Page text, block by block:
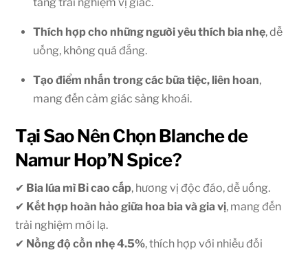
tăng trải nghiệm vị giác.
Thích hợp cho những người yêu thích bia nhẹ, dễ
uống, không quá đắng.
Tạo điểm nhấn trong các bữa tiệc, liên hoan,
mang đến cảm giác sảng khoái.
Tại Sao Nên Chọn Blanche de
Namur Hop’N Spice?
✔ Bia lúa mì Bỉ cao cấp, hương vị độc đáo, dễ uống.
✔ Kết hợp hoàn hảo giữa hoa bia và gia vị, mang đến
trải nghiệm mới lạ.
✔ Nồng độ cồn nhẹ 4.5%, thích hợp với nhiều đối